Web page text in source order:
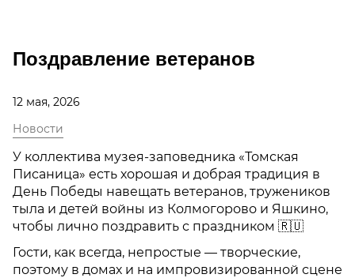
Поздравление ветеранов
12 мая, 2026
Новости
У коллектива музея-заповедника «Томская
Писаница» есть хорошая и добрая традиция в
День Победы навещать ветеранов, тружеников
тыла и детей войны из Колмогорово и Яшкино,
чтобы лично поздравить с праздником 🇷🇺
Гости, как всегда, непростые — творческие,
поэтому в домах и на импровизированной сцене